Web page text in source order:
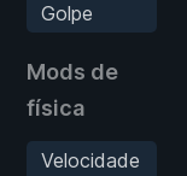
Golpe
Mods de
física
Velocidade